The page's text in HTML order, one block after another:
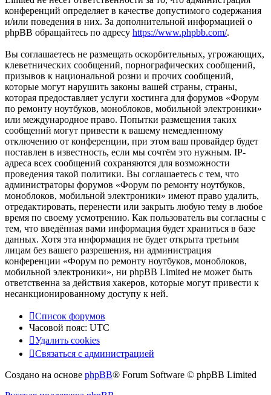
конференций определяет в качестве допустимого содержания
и/или поведения в них. За дополнительной информацией о
phpBB обращайтесь по адресу https://www.phpbb.com/.
Вы соглашаетесь не размещать оскорбительных, угрожающих,
клеветнических сообщений, порнографических сообщений,
призывов к национальной розни и прочих сообщений,
которые могут нарушить законы вашей страны, страны,
которая предоставляет услуги хостинга для форумов «Форум
по ремонту ноутбуков, моноблоков, мобильной электроники»
или международное право. Попытки размещения таких
сообщений могут привести к вашему немедленному
отключению от конференции, при этом ваш провайдер будет
поставлен в известность, если мы сочтём это нужным. IP-
адреса всех сообщений сохраняются для возможности
проведения такой политики. Вы соглашаетесь с тем, что
администраторы форумов «Форум по ремонту ноутбуков,
моноблоков, мобильной электроники» имеют право удалить,
отредактировать, перенести или закрыть любую тему в любое
время по своему усмотрению. Как пользователь вы согласны с
тем, что введённая вами информация будет храниться в базе
данных. Хотя эта информация не будет открыта третьим
лицам без вашего разрешения, ни администрация
конференции «Форум по ремонту ноутбуков, моноблоков,
мобильной электроники», ни phpBB Limited не может быть
ответственна за действия хакеров, которые могут привести к
несанкционированному доступу к ней.
Список форумов
Часовой пояс: UTC
Удалить cookies
Связаться
администрацией
Связаться с администрацией
Создано на основе phpBB® Forum Software © phpBB Limited